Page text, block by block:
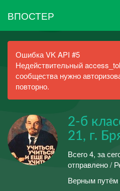
ВПОСТЕР
Ошибка VK API #5
Недействительный
сообщества нужно
повторно.
2-б
21, г.
Всего 4, за
отправлено /
Верным путём